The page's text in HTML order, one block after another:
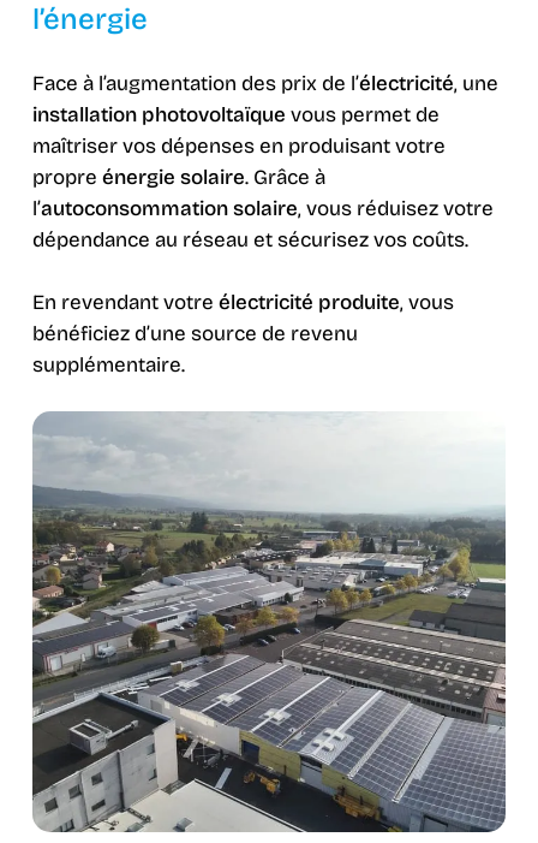
l’énergie
Face à l’augmentation des prix de l’électricité, une
installation photovoltaïque vous permet de
maîtriser vos dépenses en produisant votre
propre énergie solaire. Grâce à
l’autoconsommation solaire, vous réduisez votre
dépendance au réseau et sécurisez vos coûts.
En revendant votre électricité produite, vous
bénéficiez d’une source de revenu
supplémentaire.